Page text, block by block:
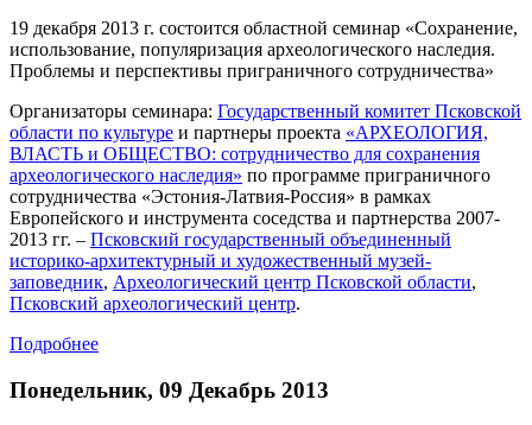
19 декабря 2013 г. состоится областной семинар «Сохранение,
использование, популяризация археологического наследия.
Проблемы и перспективы приграничного сотрудничества»
Организаторы семинара: Государственный комитет Псковской
области по культуре и партнеры проекта «АРХЕОЛОГИЯ,
ВЛАСТЬ и ОБЩЕСТВО: сотрудничество для сохранения
археологического наследия» по программе приграничного
сотрудничества «Эстония-Латвия-Россия» в рамках
Европейского и инструмента соседства и партнерства 2007-
2013 гг. – Псковский государственный объединенный
историко-архитектурный и художественный музей-
заповедник, Археологический центр Псковской области,
Псковский археологический центр.
Подробнее
Понедельник, 09 Декабрь 2013